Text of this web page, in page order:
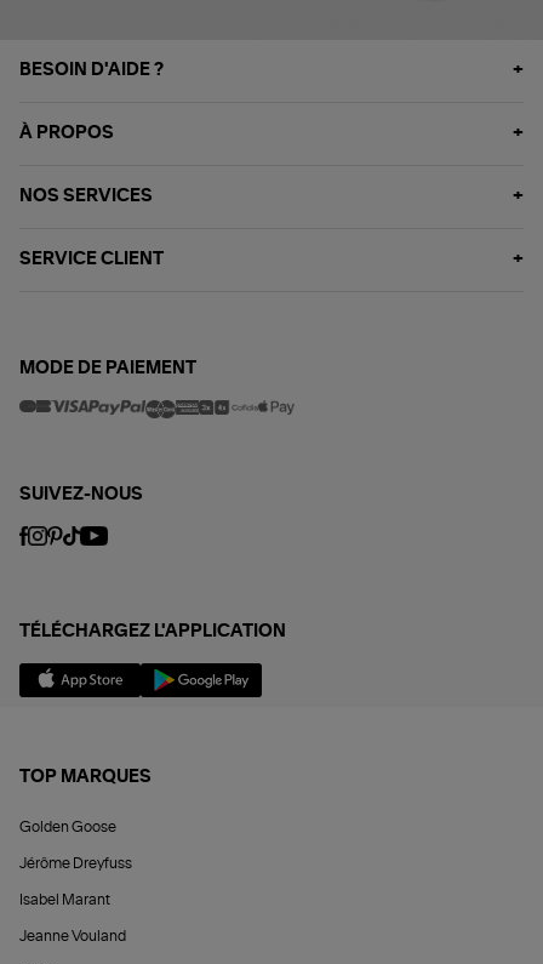
BESOIN D'AIDE ?
À PROPOS
NOS SERVICES
SERVICE CLIENT
MODE DE PAIEMENT
SUIVEZ-NOUS
TÉLÉCHARGEZ L'APPLICATION
TOP MARQUES
Golden Goose
Jérôme Dreyfuss
Isabel Marant
Jeanne Vouland